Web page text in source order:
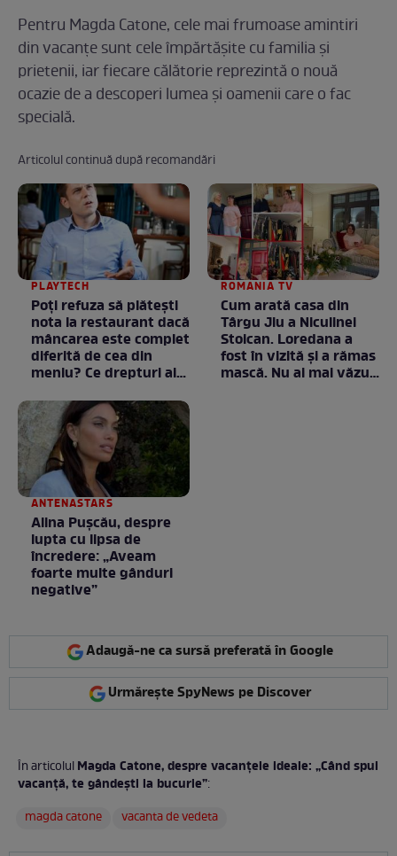
Pentru Magda Catone, cele mai frumoase amintiri
din vacanțe sunt cele împărtășite cu familia și
prietenii, iar fiecare călătorie reprezintă o nouă
ocazie de a descoperi lumea și oamenii care o fac
specială.
Articolul continuă după recomandări
PLAYTECH
Poți refuza să plătești
nota la restaurant dacă
mâncarea este complet
diferită de cea din
meniu? Ce drepturi ai
ROMANIA TV
Cum arată casa din
Târgu Jiu a Niculinei
Stoican. Loredana a
fost în vizită și a rămas
mască. Nu ai mai văzut
ANTENASTARS
Alina Pușcău, despre
lupta cu lipsa de
încredere: „Aveam
foarte multe gânduri
negative”
Adaugă-ne ca sursă preferată în Google
Urmărește SpyNews pe Discover
În articolulMagda Catone, despre vacanțele ideale: „Când spui
vacanță, te gândești la bucurie”:
magda catone
vacanta de vedeta